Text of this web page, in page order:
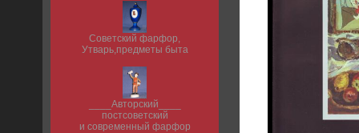
Советский фарфор,
Утварь,предметы быта
____Авторский____
постсоветский
и современный фарфор